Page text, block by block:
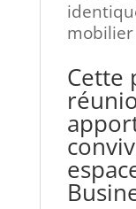
mobilier
Cette